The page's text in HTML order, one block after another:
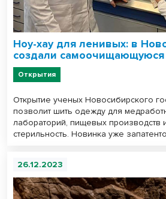
Ноу-хау для ленивых: в
создали самоочищающуюся
Открытия
Открытие ученых Новосибирского
позволит шить одежду для
лабораторий, пищевых производств
стерильность. Новинка уже
26.12.2023